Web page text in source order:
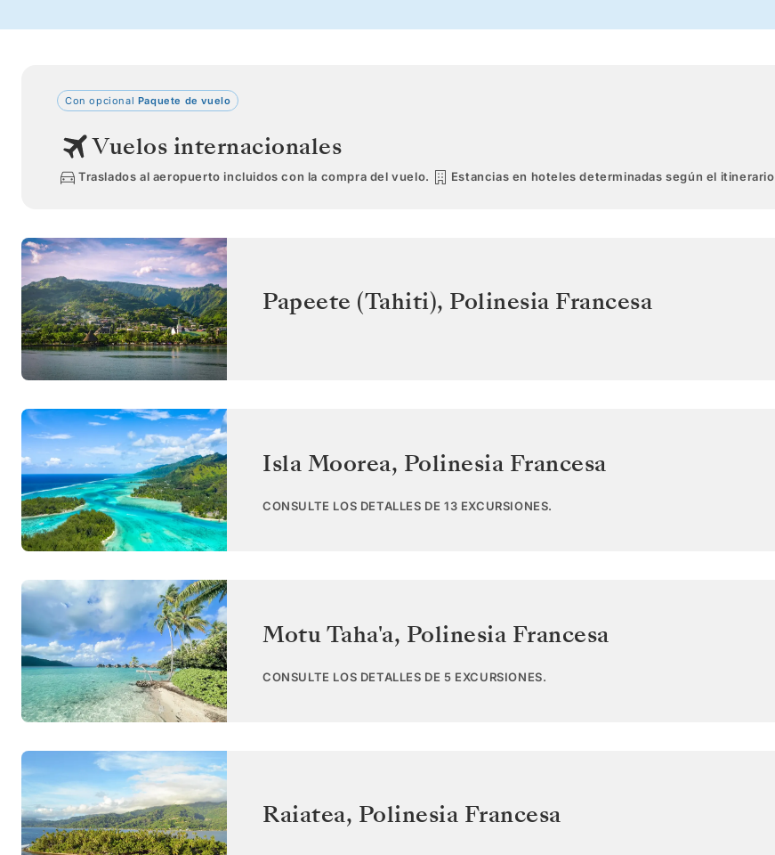
Con opcional Paquete de vuelo
Vuelos internacionales
Traslados al aeropuerto incluidos con la compra del vuelo. Estancias en hoteles determinadas según el itinerario
Papeete (Tahiti), Polinesia Francesa
Isla Moorea, Polinesia Francesa
CONSULTE LOS DETALLES DE 13 EXCURSIONES.
Motu Taha'a, Polinesia Francesa
CONSULTE LOS DETALLES DE 5 EXCURSIONES.
Raiatea, Polinesia Francesa